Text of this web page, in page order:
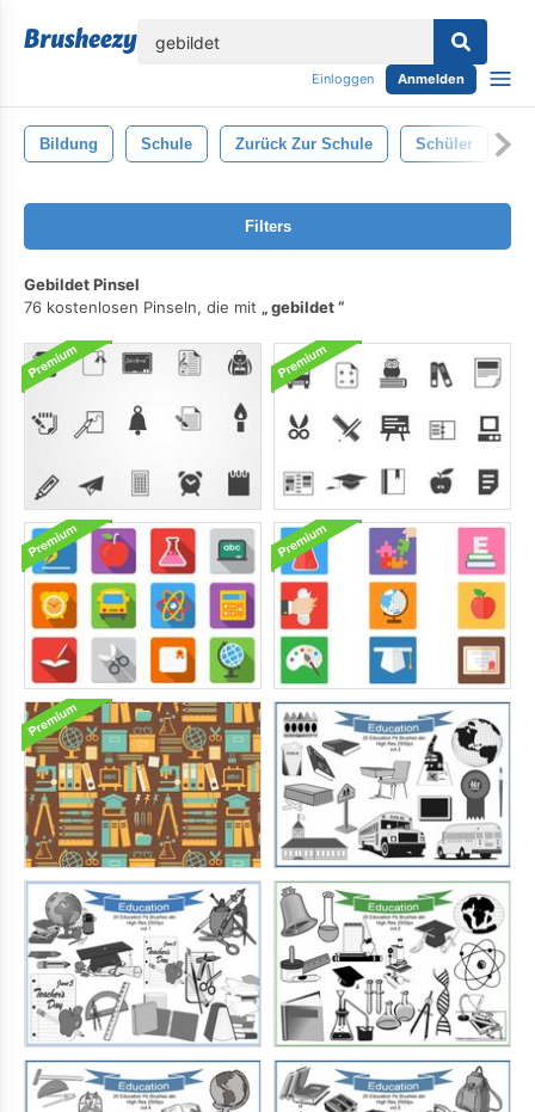
Einloggen Anmelden
Bildung Schule Zurück Zur Schule Schüler
Filters
Gebildet Pinsel
76 kostenlosen Pinseln, die mit
gebildet